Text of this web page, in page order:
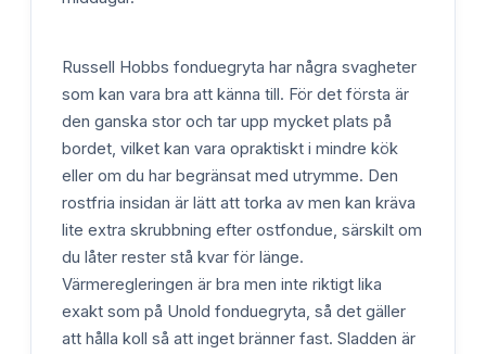
Russell Hobbs fonduegryta har några svagheter
som kan vara bra att känna till. För det första är
den ganska stor och tar upp mycket plats på
bordet, vilket kan vara opraktiskt i mindre kök
eller om du har begränsat med utrymme. Den
rostfria insidan är lätt att torka av men kan kräva
lite extra skrubbning efter ostfondue, särskilt om
du låter rester stå kvar för länge.
Värmeregleringen är bra men inte riktigt lika
exakt som på Unold fonduegryta, så det gäller
att hålla koll så att inget bränner fast. Sladden är